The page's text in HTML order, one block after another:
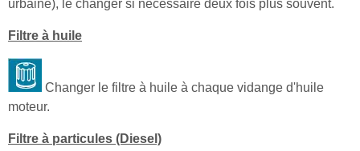
urbaine), le changer si nécessaire deux fois plus souvent.
Filtre à huile
Changer le filtre à huile à chaque vidange d'huile
moteur.
Filtre à particules (Diesel)